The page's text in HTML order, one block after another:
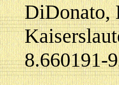
DiDonato,
8.660191-